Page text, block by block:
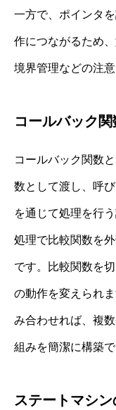
一方で、ポインタ
作につながるため
境界管理などの注
コールバック
コールバック関数
数として渡し、呼
を通じて処理を行
処理で比較関数を
です。比較関数を
の動作を変えられ
み合わせれば、複
組みを簡潔に構築で
ステートマシ